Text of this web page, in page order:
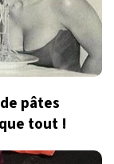
pâtes
tout !